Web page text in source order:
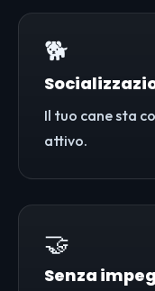
🐕
Il tuo cane sta
attivo.
🤝
Senza